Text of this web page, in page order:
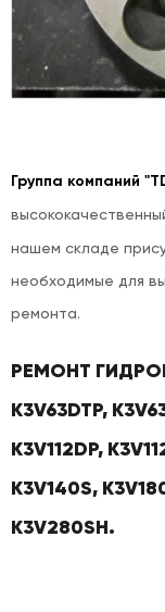
Группа компаний
нашем складе
необходимые для
ремонта.
РЕМОНТ
K3V63DTP,
K3V112DP,
K3V140S,
K3V280SH.